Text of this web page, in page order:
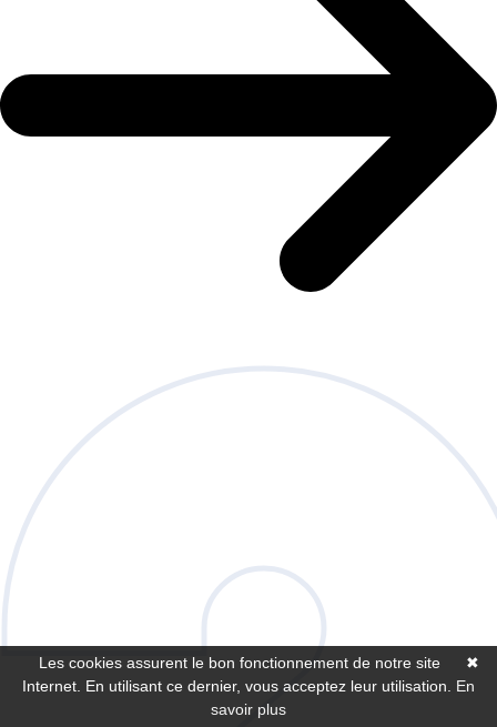
✖
Les cookies assurent le bon fonctionnement de notre site
Internet. En utilisant ce dernier, vous acceptez leur utilisation. En
savoir plus